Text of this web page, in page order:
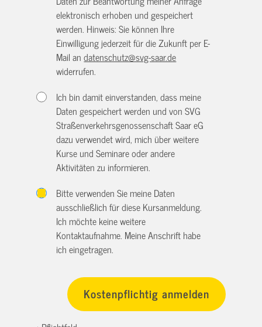
elektronisch erhoben und gespeichert
werden. Hinweis: Sie können Ihre
Einwilligung jederzeit für die Zukunft per E-
Mail andatenschutz@svg-saar.de
widerrufen.
Ich bin damit einverstanden, dass meine
Daten gespeichert werden und von SVG
Straßenverkehrsgenossenschaft Saar eG
dazu verwendet wird, mich über weitere
Kurse und Seminare oder andere
Aktivitäten zu informieren.
Bitte verwenden Sie meine Daten
ausschließlich für diese Kursanmeldung.
Ich möchte keine weitere
Kontaktaufnahme. Meine Anschrift habe
ich eingetragen.